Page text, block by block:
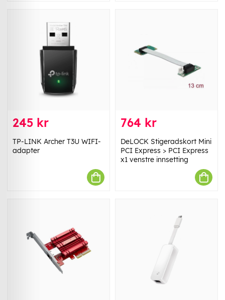
245 kr
TP-LINK Archer T3U WIFI-
adapter
764 kr
DeLOCK Stigeradskort Mini
PCI Express > PCI Express
x1 venstre innsetting